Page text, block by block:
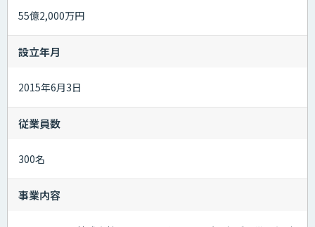
55億2,000万円
設立年月
2015年6月3日
従業員数
300名
事業内容